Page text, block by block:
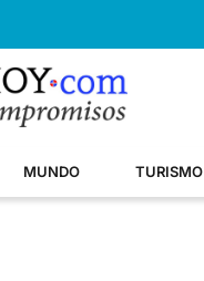
MUNDO TURISMO